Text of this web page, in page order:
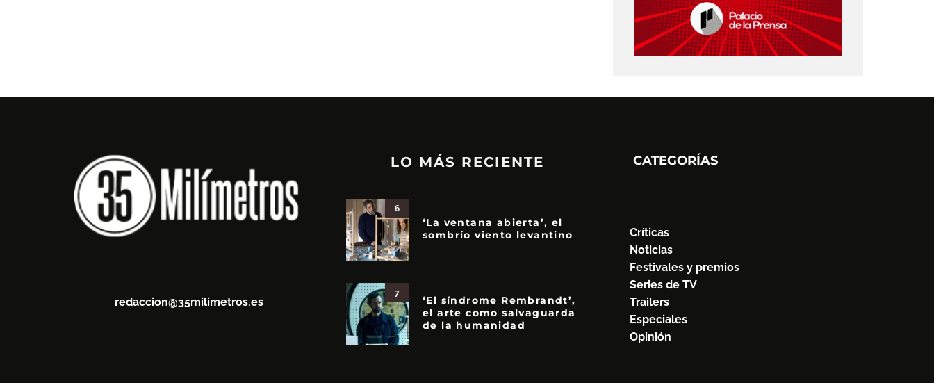
redaccion@35milimetros.es
LO MÁS RECIENTE
6
‘La ventana abierta’, el
sombrío viento levantino
7
‘El síndrome Rembrandt’,
el arte como salvaguarda
de la humanidad
CATEGORÍAS
Críticas
Noticias
Festivales y premios
Series de TV
Trailers
Especiales
Opinión